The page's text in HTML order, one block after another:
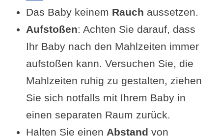
Das Baby keinem Rauch aussetzen.
Aufstoßen: Achten Sie darauf, dass
Ihr Baby nach den Mahlzeiten immer
aufstoßen kann. Versuchen Sie, die
Mahlzeiten ruhig zu gestalten, ziehen
Sie sich notfalls mit Ihrem Baby in
einen separaten Raum zurück.
Halten Sie einen Abstand von